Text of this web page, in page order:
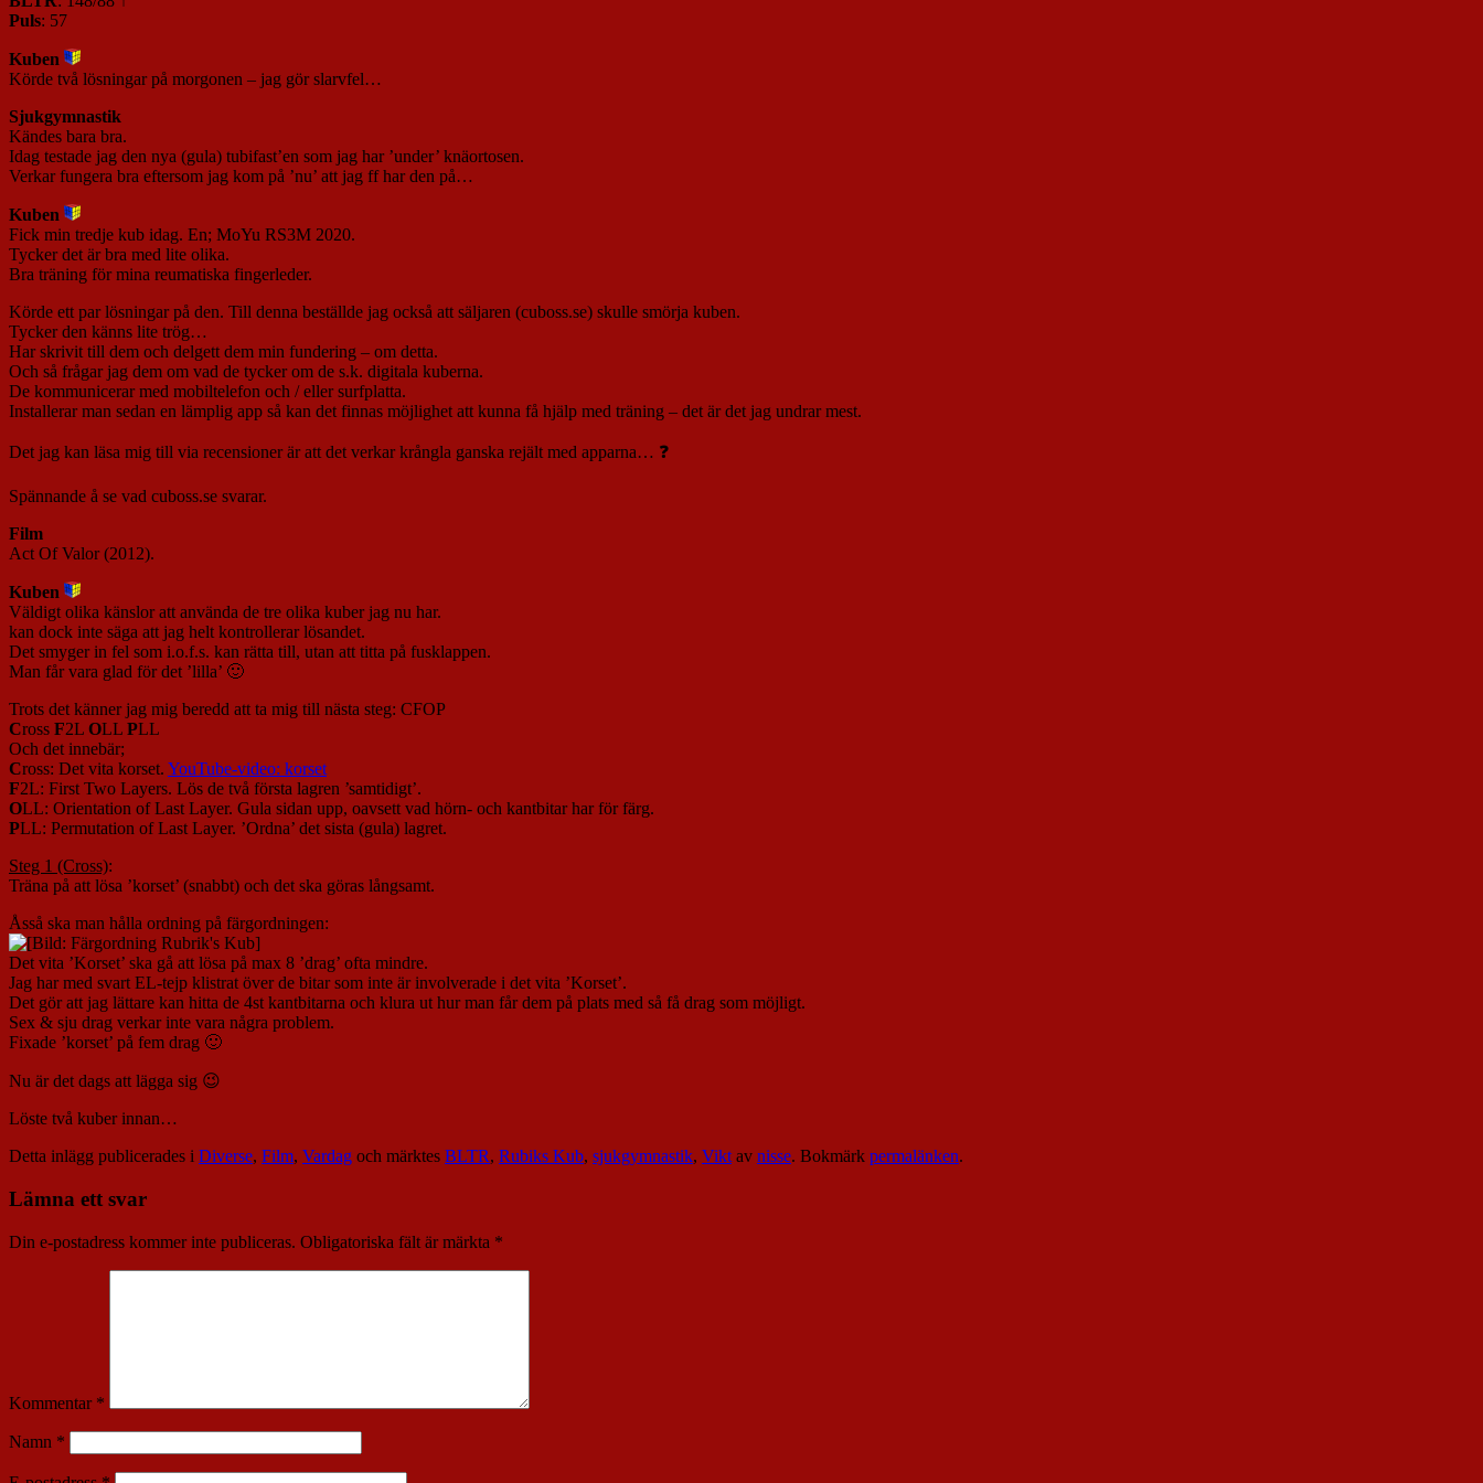
Puls: 57
Kuben
Körde två lösningar på morgonen – jag gör slarvfel…
Sjukgymnastik
Kändes bara bra.
Idag testade jag den nya (gula) tubifast’en som jag har ’under’ knäortosen.
Verkar fungera bra eftersom jag kom på ’nu’ att jag ff har den på…
Kuben
Fick min tredje kub idag. En; MoYu RS3M 2020.
Tycker det är bra med lite olika.
Bra träning för mina reumatiska fingerleder.
Körde ett par lösningar på den. Till denna beställde jag också att säljaren (cuboss.se) skulle smörja kuben.
Tycker den känns lite trög…
Har skrivit till dem och delgett dem min fundering – om detta.
Och så frågar jag dem om vad de tycker om de s.k. digitala kuberna.
De kommunicerar med mobiltelefon och / eller surfplatta.
Installerar man sedan en lämplig app så kan det finnas möjlighet att kunna få hjälp med träning – det är det jag undrar mest.
Det jag kan läsa mig till via recensioner är att det verkar krångla ganska rejält med apparna… ❓
Spännande å se vad cuboss.se svarar.
Film
Act Of Valor (2012).
Kuben
Väldigt olika känslor att använda de tre olika kuber jag nu har.
kan dock inte säga att jag helt kontrollerar lösandet.
Det smyger in fel som i.o.f.s. kan rätta till, utan att titta på fusklappen.
Man får vara glad för det ’lilla’ 🙂
Trots det känner jag mig beredd att ta mig till nästa steg: CFOP
Cross F2L OLL PLL
Och det innebär;
Cross: Det vita korset. YouTube-video: korset
F2L: First Two Layers. Lös de två första lagren ’samtidigt’.
OLL: Orientation of Last Layer. Gula sidan upp, oavsett vad hörn- och kantbitar har för färg.
PLL: Permutation of Last Layer. ’Ordna’ det sista (gula) lagret.
Steg 1 (Cross):
Träna på att lösa ’korset’ (snabbt) och det ska göras långsamt.
Åsså ska man hålla ordning på färgordningen:
Det vita ’Korset’ ska gå att lösa på max 8 ’drag’ ofta mindre.
Jag har med svart EL-tejp klistrat över de bitar som inte är involverade i det vita ’Korset’.
Det gör att jag lättare kan hitta de 4st kantbitarna och klura ut hur man får dem på plats med så få drag som möjligt.
Sex & sju drag verkar inte vara några problem.
Fixade ’korset’ på fem drag 🙂
Nu är det dags att lägga sig 😉
Löste två kuber innan…
Detta inlägg publicerades i Diverse, Film, Vardag och märktes BLTR, Rubiks Kub, sjukgymnastik, Viktav nisse. Bokmärk permalänken.
Lämna ett svar
Din e-postadress kommer inte publiceras. Obligatoriska fält är märkta *
Kommentar *
Namn *